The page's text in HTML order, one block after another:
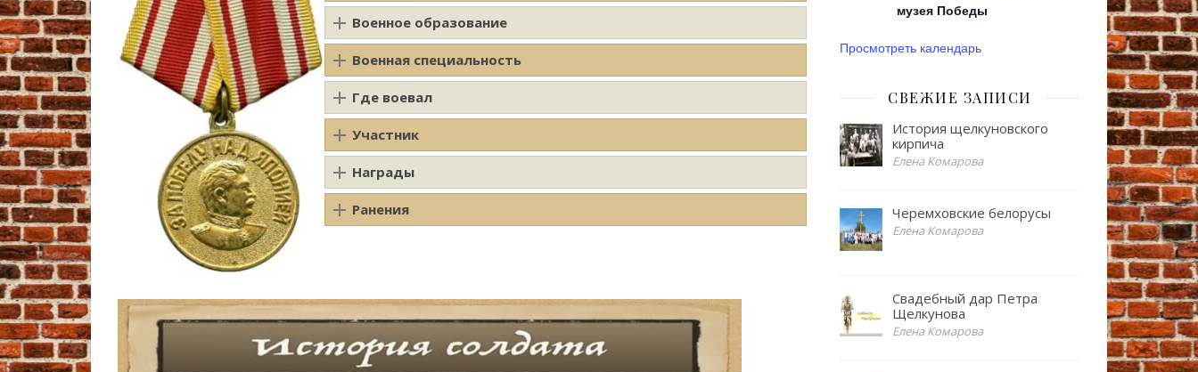
Военное образование
Военная специальность
Где воевал
Участник
Награды
Ранения
музея Победы
Просмотреть календарь
СВЕЖИЕ ЗАПИСИ
История щелкуновского
кирпича
Елена Комарова
Черемховские белорусы
Елена Комарова
Свадебный дар Петра
Щелкунова
Елена Комарова